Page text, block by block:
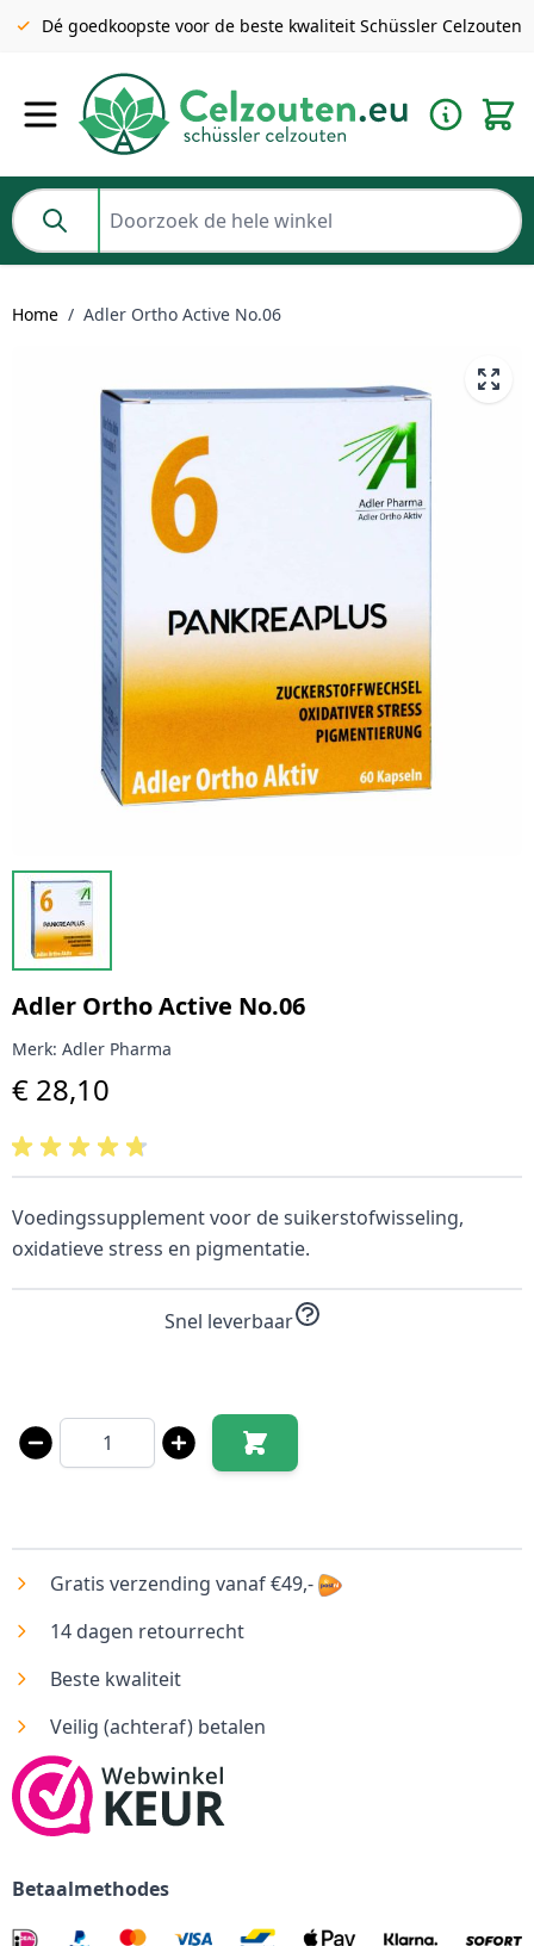
Gratis verzending v.a. €49 NL | BE pakket tot 2KG gratis v.a.
€69
Dé goedkoopste voor de beste kwaliteit Schüssler Celzouten
Doorzoek de hele winkel
Home / Adler Ortho Active No.06
Adler Ortho Active No.06
Merk: Adler Pharma
€ 28,10
Voedingssupplement voor de suikerstofwisseling,
oxidatieve stress en pigmentatie.
Snel leverbaar
Aantal
Gratis verzending vanaf €49,-
14 dagen retourrecht
Beste kwaliteit
Veilig (achteraf) betalen
Betaalmethodes